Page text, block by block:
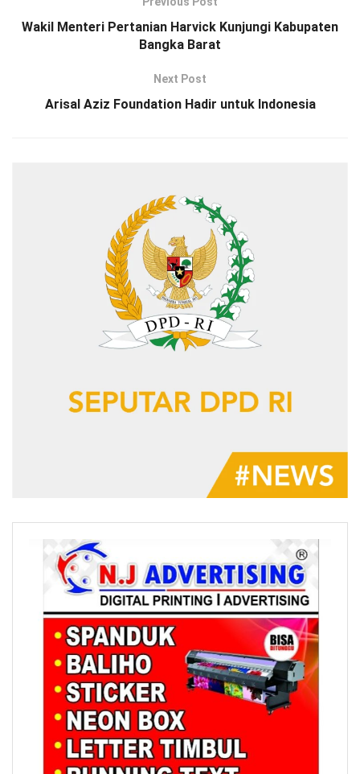
Wakil Menteri Pertanian Harvick Kunjungi Kabupaten
Bangka Barat
Next Post
Arisal Aziz Foundation Hadir untuk Indonesia